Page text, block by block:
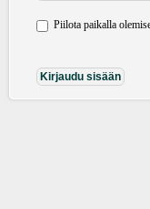
Piilota paikalla